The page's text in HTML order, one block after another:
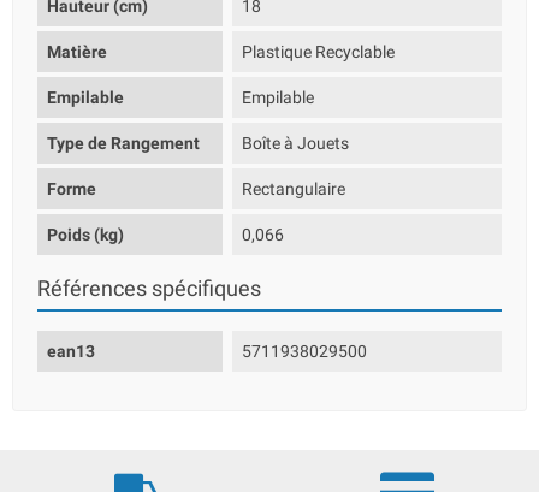
Hauteur (cm) 18
Matière Plastique Recyclable
Empilable Empilable
Type de Rangement Boîte à Jouets
Forme Rectangulaire
Poids (kg) 0,066
Références spécifiques
ean13 5711938029500